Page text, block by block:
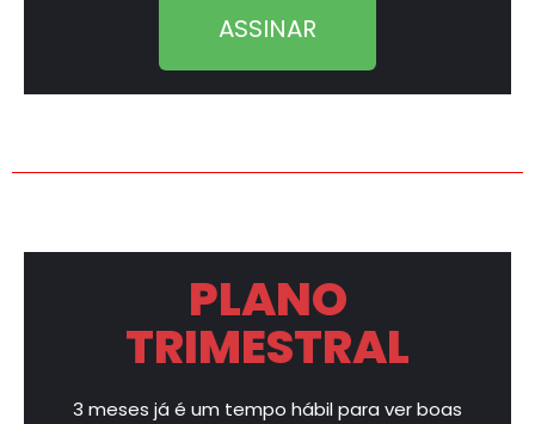
ASSINAR
PLANO
TRIMESTRAL
3 meses já é um tempo hábil para ver boas